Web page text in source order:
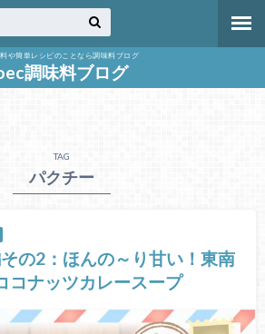
や簡単レシピのことなら調味料ブログ
調味料ブログ
TAG
パクチー
の2：ほんの～り甘い！東南
コナッツカレースープ